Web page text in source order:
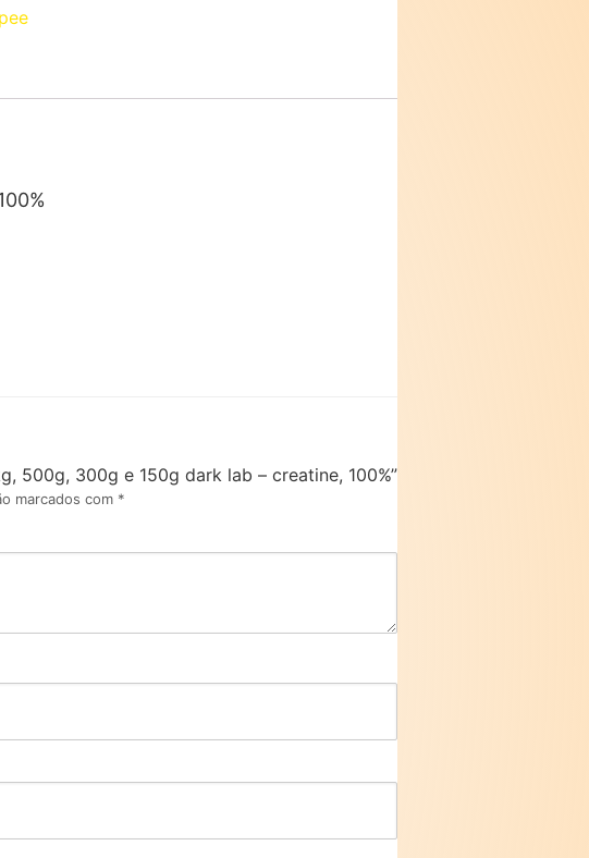
500g, 300g e 150g dark lab – creatine, 100%”
marcados com *